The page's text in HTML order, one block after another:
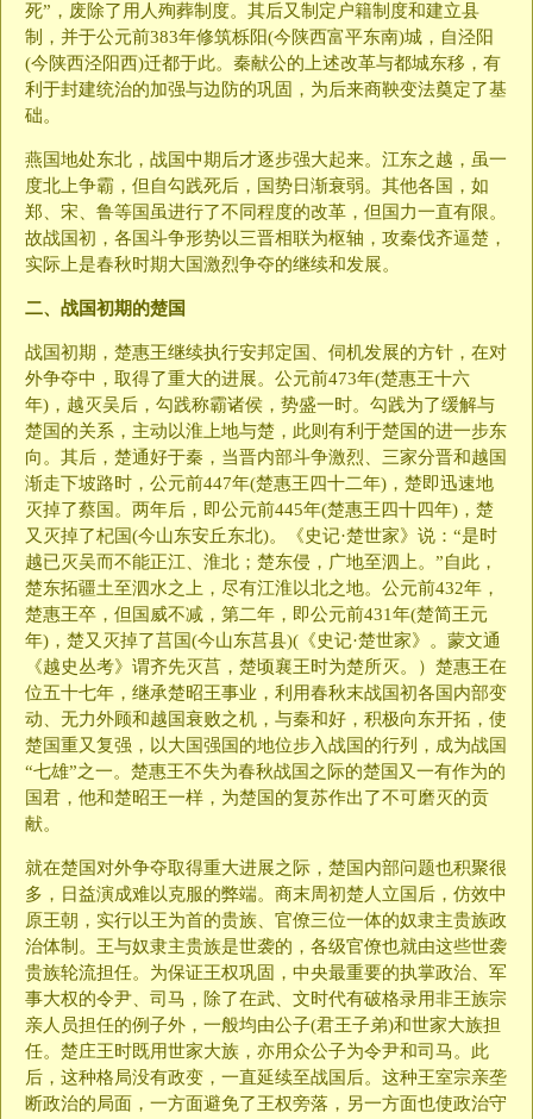
死”，废除了用人殉葬制度。其后又制定户籍制度和建立县
制，并于公元前383年修筑栎阳(今陕西富平东南)城，自泾阳
(今陕西泾阳西)迁都于此。秦献公的上述改革与都城东移，有
利于封建统治的加强与边防的巩固，为后来商鞅变法奠定了基
础。
燕国地处东北，战国中期后才逐步强大起来。江东之越，虽一
度北上争霸，但自勾践死后，国势日渐衰弱。其他各国，如
郑、宋、鲁等国虽进行了不同程度的改革，但国力一直有限。
故战国初，各国斗争形势以三晋相联为枢轴，攻秦伐齐逼楚，
实际上是春秋时期大国激烈争夺的继续和发展。
二、战国初期的楚国
战国初期，楚惠王继续执行安邦定国、伺机发展的方针，在对
外争夺中，取得了重大的进展。公元前473年(楚惠王十六
年)，越灭吴后，勾践称霸诸侯，势盛一时。勾践为了缓解与
楚国的关系，主动以淮上地与楚，此则有利于楚国的进一步东
向。其后，楚通好于秦，当晋内部斗争激烈、三家分晋和越国
渐走下坡路时，公元前447年(楚惠王四十二年)，楚即迅速地
灭掉了蔡国。两年后，即公元前445年(楚惠王四十四年)，楚
又灭掉了杞国(今山东安丘东北)。《史记·楚世家》说：“是时
越已灭吴而不能正江、淮北；楚东侵，广地至泗上。”自此，
楚东拓疆土至泗水之上，尽有江淮以北之地。公元前432年，
楚惠王卒，但国威不减，第二年，即公元前431年(楚简王元
年)，楚又灭掉了莒国(今山东莒县)(《史记·楚世家》。蒙文通
《越史丛考》谓齐先灭莒，楚顷襄王时为楚所灭。）楚惠王在
位五十七年，继承楚昭王事业，利用春秋末战国初各国内部变
动、无力外顾和越国衰败之机，与秦和好，积极向东开拓，使
楚国重又复强，以大国强国的地位步入战国的行列，成为战国
“七雄”之一。楚惠王不失为春秋战国之际的楚国又一有作为的
国君，他和楚昭王一样，为楚国的复苏作出了不可磨灭的贡
献。
就在楚国对外争夺取得重大进展之际，楚国内部问题也积聚很
多，日益演成难以克服的弊端。商末周初楚人立国后，仿效中
原王朝，实行以王为首的贵族、官僚三位一体的奴隶主贵族政
治体制。王与奴隶主贵族是世袭的，各级官僚也就由这些世袭
贵族轮流担任。为保证王权巩固，中央最重要的执掌政治、军
事大权的令尹、司马，除了在武、文时代有破格录用非王族宗
亲人员担任的例子外，一般均由公子(君王子弟)和世家大族担
任。楚庄王时既用世家大族，亦用众公子为令尹和司马。此
后，这种格局没有政变，一直延续至战国后。这种王室宗亲垄
断政治的局面，一方面避免了王权旁落，另一方面也使政治守